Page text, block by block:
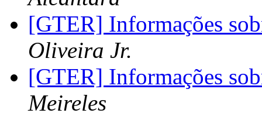
[GTER] Informações
Oliveira Jr.
[GTER] Informações
Meireles